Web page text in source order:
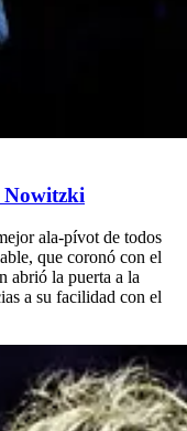
ala-pívot de todos
que coronó con el
abrió la puerta a la
a su facilidad con el